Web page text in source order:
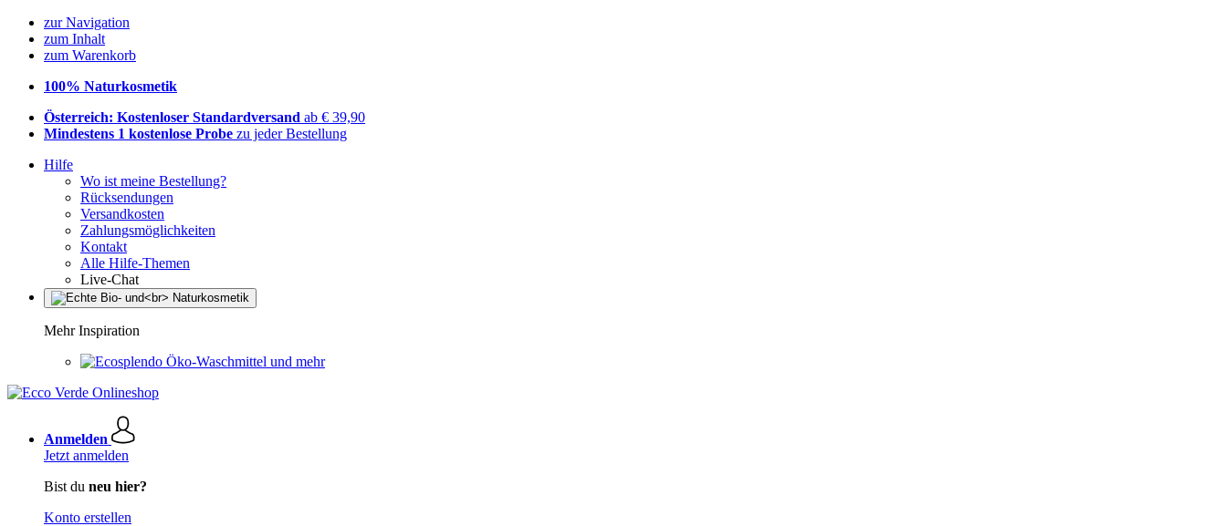
zur Navigation
zum Inhalt
zum Warenkorb
100% Naturkosmetik
Österreich: Kostenloser Standardversand ab € 39,90
Mindestens 1 kostenlose Probe zu jeder Bestellung
Hilfe
Wo ist meine Bestellung?
Rücksendungen
Versandkosten
Zahlungsmöglichkeiten
Kontakt
Alle Hilfe-Themen
Live-Chat
Mehr Inspiration
Öko-Waschmittel und mehr
Anmelden
Jetzt anmelden
Bist du neu hier?
Konto erstellen